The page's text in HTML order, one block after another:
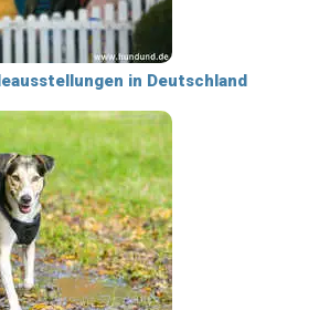
in Deutschland